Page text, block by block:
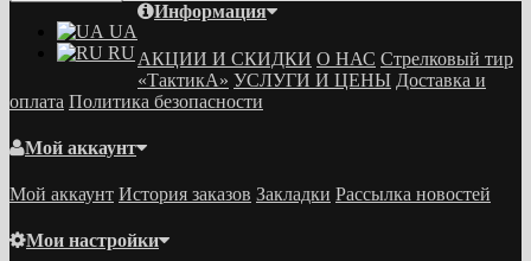
UA
RU
Информация
АКЦИИ И СКИДКИ О НАС Стрелковый тир
«ТактикА» УСЛУГИ И ЦЕНЫ Доставка и
оплата Политика безопасности
Мой аккаунт
Мой аккаунт История заказов Закладки Рассылка новостей
Мои настройки